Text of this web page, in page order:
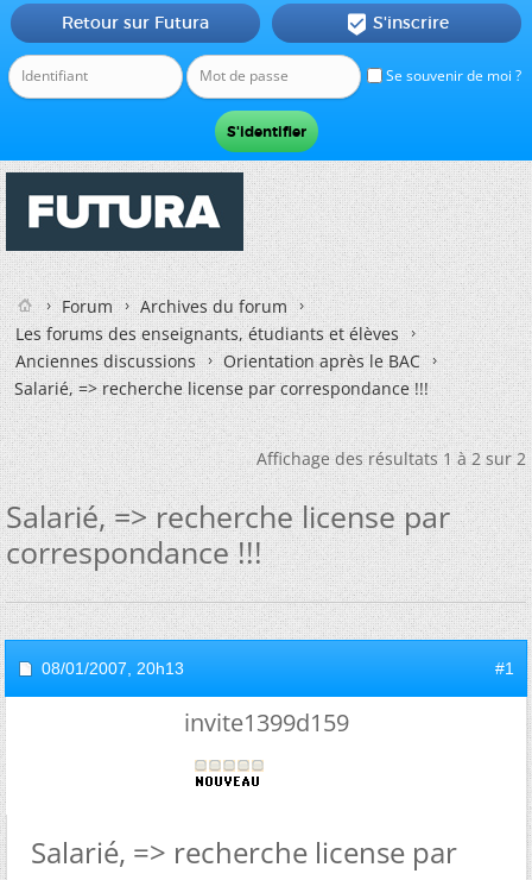
Se souvenir de moi ?
Retour sur Futura  S'inscrire
Forum
Archives du forum
Les forums des enseignants, étudiants et élèves
Anciennes discussions
Orientation après le BAC
Salarié, => recherche license par correspondance !!!
Affichage des résultats 1 à 2 sur 2
Salarié, => recherche license par
correspondance !!!
08/01/2007, 20h13 #1
invite1399d159
Salarié, => recherche license par